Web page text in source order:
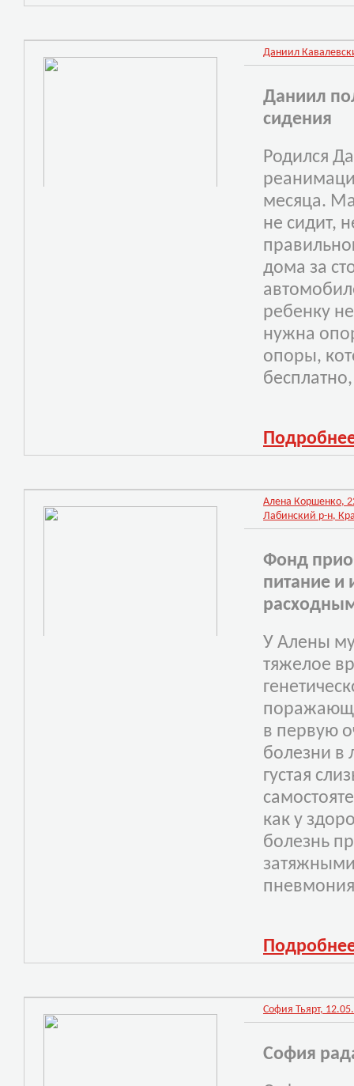
Даниил
Даниил
сидения
Родился
месяца.
не сидит,
дома за
ребенку
нужна
опоры,
Алена Коршенко,
Лабинский р-н,
Фонд
питание и
У Алены
тяжелое
в первую
болезни в
густая
как у
болезнь
София Тьярт,
София